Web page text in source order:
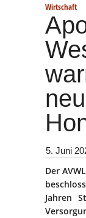
Wirtschaft
5. Juni
Der
Jahren